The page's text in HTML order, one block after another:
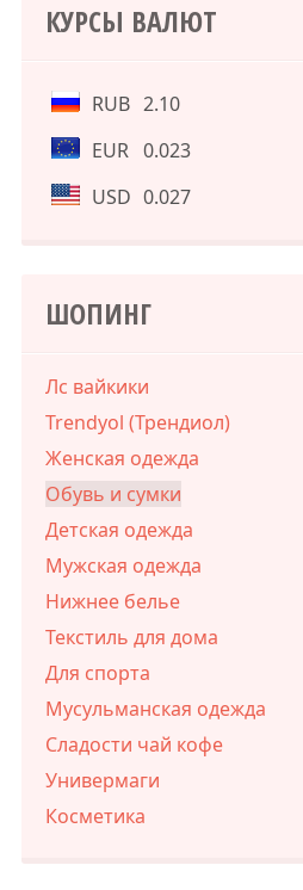
КУРСЫ ВАЛЮТ
RUB 2.10
EUR 0.023
USD 0.027
ШОПИНГ
Лс вайкики
Trendyol (Трендиол)
Женская одежда
Обувь и сумки
Детская одежда
Мужская одежда
Нижнее белье
Текстиль для дома
Для спорта
Мусульманская одежда
Сладости чай кофе
Универмаги
Косметика